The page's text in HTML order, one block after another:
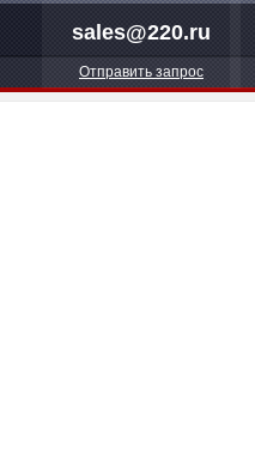
sales@220.ru
Отправить запрос